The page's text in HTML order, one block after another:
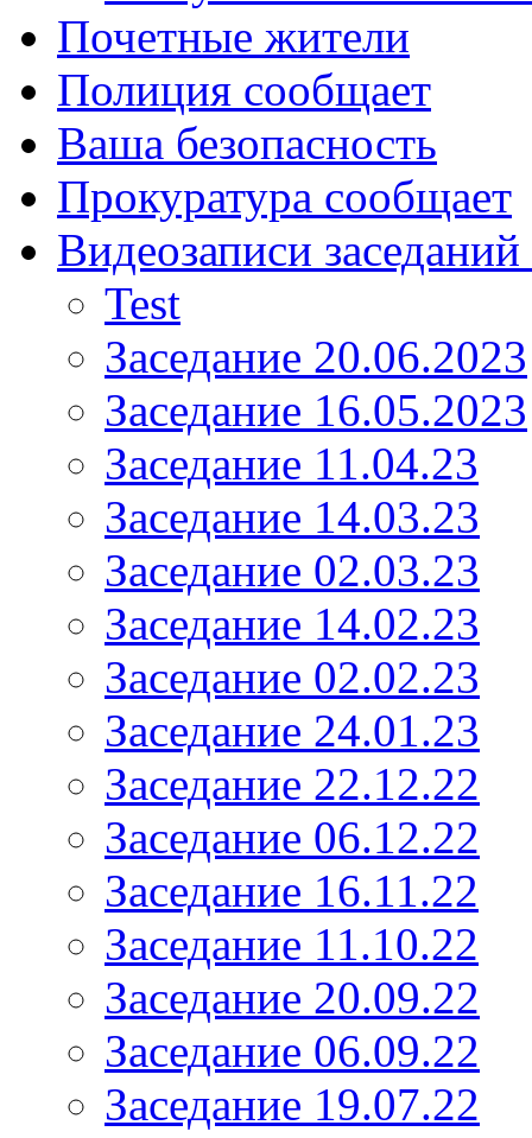
Почетные жители
Полиция сообщает
Ваша безопасность
Прокуратура сообщает
Видеозаписи заседаний
Test
Заседание 20.06.2023
Заседание 16.05.2023
Заседание 11.04.23
Заседание 14.03.23
Заседание 02.03.23
Заседание 14.02.23
Заседание 02.02.23
Заседание 24.01.23
Заседание 22.12.22
Заседание 06.12.22
Заседание 16.11.22
Заседание 11.10.22
Заседание 20.09.22
Заседание 06.09.22
Заседание 19.07.22